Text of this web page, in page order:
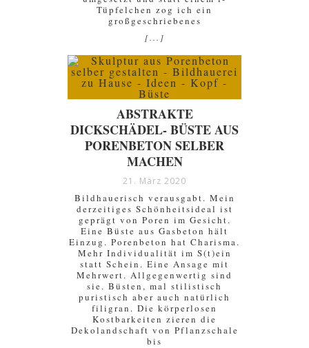
Tüpfelchen zog ich ein
großgeschriebenes
[...]
ABSTRAKTE
DICKSCHÄDEL- BÜSTE AUS
PORENBETON SELBER
MACHEN
21. März 2020
Bildhauerisch verausgabt. Mein
derzeitiges Schönheitsideal ist
geprägt von Poren im Gesicht.
Eine Büste aus Gasbeton hält
Einzug. Porenbeton hat Charisma.
Mehr Individualität im S(t)ein
statt Schein. Eine Ansage mit
Mehrwert. Allgegenwertig sind
sie. Büsten, mal stilistisch
puristisch aber auch natürlich
filigran. Die körperlosen
Kostbarkeiten zieren die
Dekolandschaft von Pflanzschale
bis